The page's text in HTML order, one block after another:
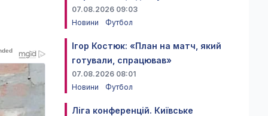
07.08.2026 09:03
Новини
Футбол
Ігор Костюк: «План на матч, який
готували, спрацював»
07.08.2026 08:01
Новини
Футбол
Ліга конференцій. Київське